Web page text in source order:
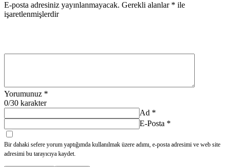
E-posta adresiniz yayınlanmayacak. Gerekli alanlar * ile
işaretlenmişlerdir
Yorumunuz *
0/30 karakter
Ad *
E-Posta *
Bir dahaki sefere yorum yaptığımda kullanılmak üzere adımı, e-posta adresimi ve web site
adresimi bu tarayıcıya kaydet.